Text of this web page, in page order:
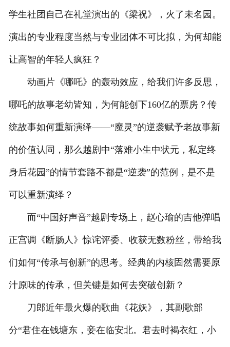
学生社团自己在礼堂演出的《梁祝》，火了未名园。
演出的专业程度当然与专业团体不可比拟，为何却能
让高智的年轻人疯狂？
动画片《哪吒》的轰动效应，给我们许多反思，
哪吒的故事老幼皆知，为何能创下160亿的票房？传
统故事如何重新演绎——“魔灵”的逆袭赋予老故事新
的价值认同，那么越剧中“落难小生中状元，私定终
身后花园”的情节套路不都是“逆袭”的范例，是不是
可以重新演绎？
而“中国好声音”越剧专场上，赵心瑜的吉他弹唱
正宫调《断肠人》惊诧评委、收获无数粉丝，带给我
们如何“传承与创新”的思考。经典的内核固然需要原
汁原味的传承，但关键是如何去突破创新？
刀郎近年最火爆的歌曲《花妖》，其副歌部
分“君住在钱塘东，妾在临安北。君去时褐衣红，小